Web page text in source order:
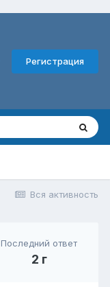
Регистрация
Вся активность
Последний ответ
2 г